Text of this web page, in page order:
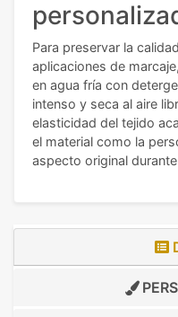
Para preservar la
aplicaciones de
en agua fría con
intenso y seca al aire
elasticidad del tejido
el material como la
aspecto original